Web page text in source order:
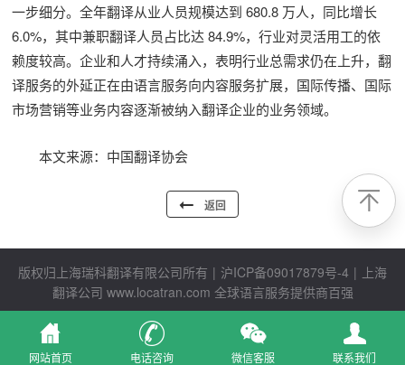
一步细分。全年翻译从业人员规模达到 680.8 万人，同比增长
6.0%，其中兼职翻译人员占比达 84.9%，行业对灵活用工的依
赖度较高。企业和人才持续涌入，表明行业总需求仍在上升，翻
译服务的外延正在由语言服务向内容服务扩展，国际传播、国际
市场营销等业务内容逐渐被纳入翻译企业的业务领域。
本文来源：中国翻译协会
返回
版权归上海瑞科翻译有限公司所有 | 沪ICP备09017879号-4 | 上海
翻译公司 www.locatran.com 全球语言服务提供商百强
网站首页 电话咨询 微信客服 联系我们